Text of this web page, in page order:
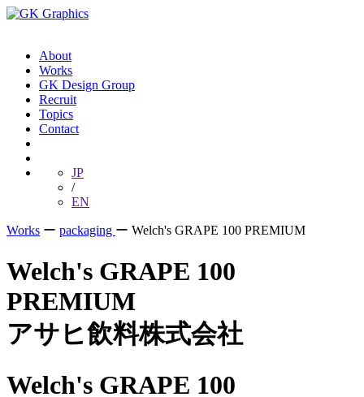
About
Works
GK Design Group
Recruit
Topics
Contact
JP
/
EN
Works ー packaging ー Welch's GRAPE 100 PREMIUM
Welch's GRAPE 100
PREMIUM
アサヒ飲料株式会社
Welch's GRAPE 100